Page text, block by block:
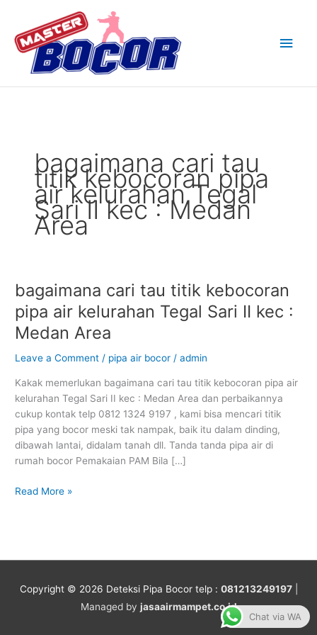
content
bagaimana cari tau
titik kebocoran pipa
air kelurahan Tegal
Sari II kec : Medan
Area
bagaimana cari tau titik kebocoran
pipa air kelurahan Tegal Sari II kec :
Medan Area
Leave a Comment / pipa air bocor /admin
Kakak memerlukan bagaimana cari tau titik kebocoran pipa air
kelurahan Tegal Sari II kec : Medan Area dan perbaikannya
cukup kontak telp 0812 1324 9197 , kami bisa mencari titik
pipa yang bocor meski tak nampak, baik itu dalam dinding,
dibawah lantai, didalam tanah dll. Tanda tanda pipa air di
rumah bocor Pemakaian PAM Bila […]
bagaimana
cari
tau
titik
pipa
air
kelurahan
Tegal
Sari
II
kec
Medan
Read More »
Copyright © 2026 Deteksi Pipa Bocortelp : 081213249197|
Managed by jasaairmampet.co.id
Chat via WA